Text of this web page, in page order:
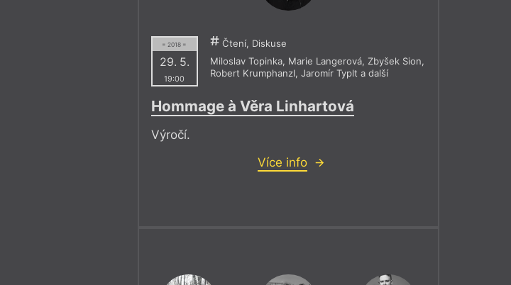
= 2018 =
29. 5.
19:00
Čtení, Diskuse
Miloslav Topinka, Marie Langerová,Zbyšek Sion,
Robert Krumphanzl,Jaromír Typlt a další
Hommage à Věra Linhartová
Výročí.
Více info